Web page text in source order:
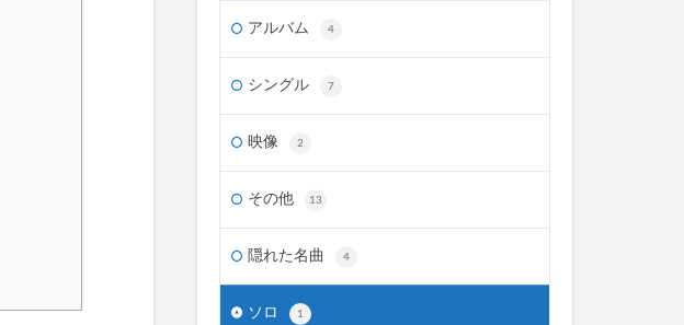
アルバム 4
シングル 7
映像 2
その他 13
隠れた名曲 4
ソロ 1